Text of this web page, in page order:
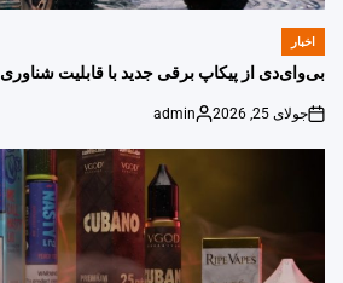
POSTED
اخبار
بی‌وای‌دی از پیکاپ برقی جدید با قابلیت
on
جولای 25, 2026
Posted
admin